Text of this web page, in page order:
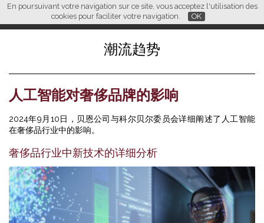
En poursuivant votre navigation sur ce site, vous acceptez l'utilisation des
cookies pour faciliter votre navigation.
OK
FR EN CN
L M
潮流趋势
人工智能对奢侈品牌的影响
2024年9月10日，贝恩公司与科尔贝尔委员会详细阐述了人工智能
在奢侈品行业中的影响。
奢侈品行业中新技术的详细分析